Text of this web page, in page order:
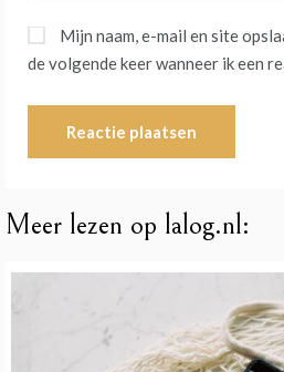
Mijn naam, e-mail en site
de volgende keer wanneer ik een
Meer lezen op lalog.nl: